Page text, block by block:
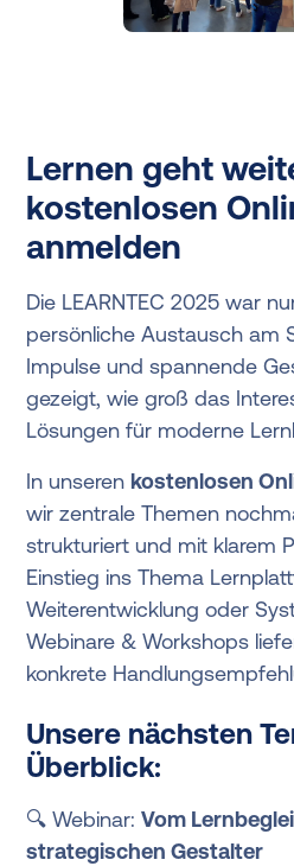
Lernen geht
kostenlosen
anmelden
Die LEARNTEC 2025 war
persönliche Austausch am
Impulse und spannende
gezeigt, wie groß das
Lösungen für moderne
In unseren kostenlosen
wir zentrale Themen
strukturiert und mit klarem
Einstieg ins Thema
Weiterentwicklung oder
Webinare & Workshops
konkrete
Unsere nächsten
Überblick:
🔍 Webinar:Vom
strategischen Gestalter